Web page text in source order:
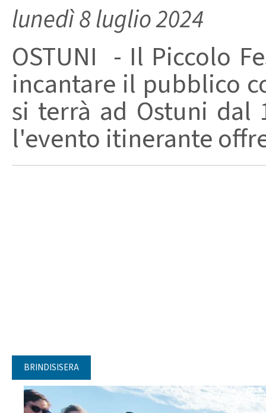
lunedì 8 luglio 2024
OSTUNI - Il Piccolo
incantare il pubblico
si terrà ad Ostuni dal
l'evento itinerante
BRINDISISERA